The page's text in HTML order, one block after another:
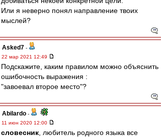
Или я неверно понял направление твоих
мыслей?
Asked7 -
22 мар 2021 12:49
Подскажите, каким правилом можно объяснить
ошибочность выражения :
"завоевал второе место"?
Abilardo -
11 июн 2020 12:00
словесник , любитель родного языка все